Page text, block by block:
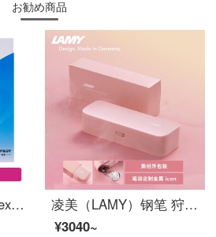
お勧め商品
日本百乐（PILOT）explorer探索者钢笔 单支装(配上墨器)M尖粉沙滩FP-EX1-M-MP(618活动专供)
凌美（LAMY）钢笔 狩猎马卡龙系列墨水笔 冰淇淋粉F笔尖VT3601-RO-F-0.7mm
¥3040~